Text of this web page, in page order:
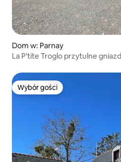
Dom w: Parnay
La P'tite Troglo przytulne
Wybór gości
Wybór gości